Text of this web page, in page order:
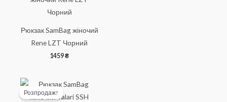
Рюкзак SamBag жіночий
Rene LZT Чорний
1459₴
Розпродаж!